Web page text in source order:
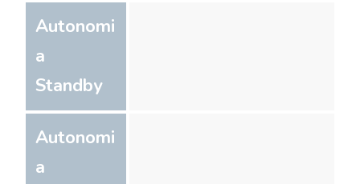
Autonomi
a
Standby
Autonomi
a